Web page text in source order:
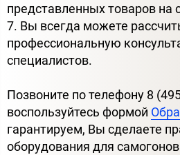
представленных товаров на
7. Вы всегда можете
профессиональную
специалистов.
Позвоните по телефону 8
воспользуйтесь формой
гарантируем, Вы сделаете
оборудования для